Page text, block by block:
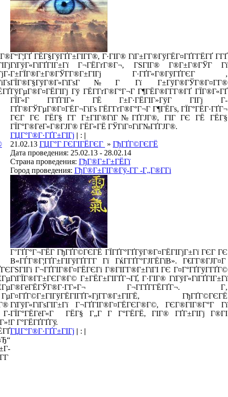
Г“Г¦ГҐ ГЁГ§ГўГҐГ±ГІГ­Г®, Г·ГІГ® ГїГ±Г­Г®ГўГЁГ¤ГҐГ­ГЁГҐ Г­ГҐ
ГїГўГ«ГїГҐГІГ±Гї Г¬ГЁГґГ®Г¬, ГЅГІГ® Г®Г±Г®ГЎГ Гї
Г±ГЇГ®Г±Г®ГЎГ­Г®Г±ГІГј Г·ГҐГ«Г®ГўГҐГЄГ ,
ГЇГ®Г§ГўГ®Г«ГїГѕГ№Г Гї Г±ГўГ®ГЎГ®Г¤Г­Г®
ГўГµГ®Г¤ГЁГІГј Гў ГЁГ­ГґГ®Г°Г¬Г Г¶ГЁГ®Г­Г­Г®ГҐ ГЇГ®Г«ГҐ
ГЇГ«Г Г­ГҐГІГ» ГЁ Г±Г·ГЁГІГ»ГўГ ГІГј Г­
ГҐГ®ГЎГµГ®Г¤ГЁГ¬ГіГѕ ГЁГ­ГґГ®Г°Г¬Г Г¶ГЁГѕ, ГЇГ°ГЁГ·ГҐГ¬
ГЄГ ГЄ ГЁГ§ Г­Г Г±ГІГ®ГїГ№ГҐГЈГ®, ГІГ ГЄ ГЁ ГЁГ§
ГЇГ°Г®ГёГ«Г®ГЈГ® ГЁГ«ГЁ ГЎГіГ¤ГіГ№ГҐГЈГ®.
ГЏГ°Г®Г·ГҐГ±ГІГј | : |
Г­
21.02.13 ГЏГ°Г ГЄГІГЁГЄГ » ГђГҐГ©ГЄГЁ
Дата проведения: 25.02.13 - 28.02.14
Страна проведения: ГђГ®Г±Г±ГЁГї
Город проведения: ГђГ®Г±ГІГ®Гў-Г­Г -Г„Г®Г­Гі
Г’ГҐГ°Г¬ГЁГ­ ГђГҐГ©ГЄГЁ ГЇГҐГ°ГҐГўГ®Г¤ГЁГІГјГ±Гї ГЄГ ГЄ
В«ГЃГ®Г¦ГҐГ±ГІГўГҐГ­Г­Г Гї ГќГ­ГҐГ°ГЈГЁГїВ». Г€Г­Г®ГЈГ¤Г
ГЅГІГі Г¬ГҐГІГ®Г¤ГЁГЄГі Г®ГІГ­Г®Г±ГїГІ ГЄ Г¤Г°ГҐГўГ­ГҐГ©
ГїГЇГ®Г­Г±ГЄГ®Г© Г±ГЁГ±ГІГҐГ¬ГҐ, Г·ГІГ® ГїГўГ«ГїГҐГІГ±Гї
Г®ГёГЁГЎГ®Г·Г­Г»Г¬ Г¬Г­ГҐГ­ГЁГҐГ¬. Г‚
Г¤ГҐГ©Г±ГІГўГЁГІГҐГ«ГјГ­Г®Г±ГІГЁ, ГђГҐГ©ГЄГЁ
ГїГўГ«ГїГѕГІГ±Гї Г¬ГҐГІГ®Г¤ГЁГЄГ®Г©, ГЄГ®ГІГ®Г°Г Гї
ГЇГ°ГЁГёГ«Г ГЁГ§ Г„Г Г Г°ГЁГЁ, ГІГ® ГҐГ±ГІГј Г®ГІ
Г Г°ГЁГҐГҐГў.
ГЏГ°Г®Г·ГҐГ±ГІГј | : |